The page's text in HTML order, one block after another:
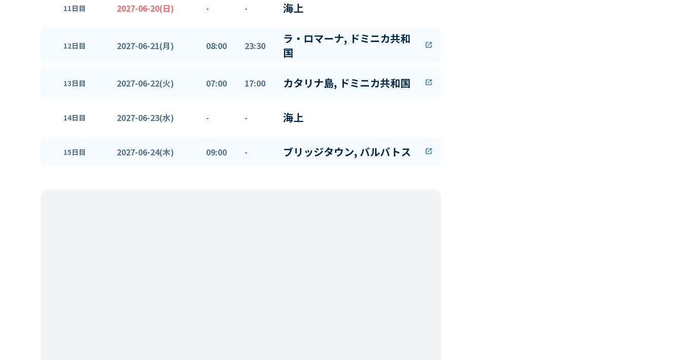
11日目 2027-06-20(日) - - 海上
12日目 2027-06-21(月) 08:00 23:30
ラ・ロマーナ, ドミニカ共和
国
open_in_new
13日目 2027-06-22(火) 07:00 17:00 カタリナ島, ドミニカ共和国 open_in_new
14日目 2027-06-23(水) - - 海上
15日目 2027-06-24(木) 09:00 - ブリッジタウン, バルバトス open_in_new